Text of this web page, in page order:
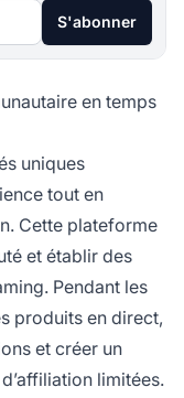
S'abonner
en temps
uniques
tout en
Cette plateforme
et établir des
Pendant les
produits en direct,
et créer un
limitées.